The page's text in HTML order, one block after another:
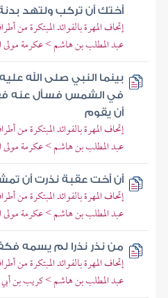
أختك أن تركب ولتهد
إتحاف المهرة بالفوائد المبتكرة
عبد المطلب بن هاشم > عكرمة
بينما النبي صلى الله
في الشمس فسأل عنه
أن يقوم
إتحاف المهرة بالفوائد المبتكرة
عبد المطلب بن هاشم > عكرمة
أن أخت عقبة نذرت أن
إتحاف المهرة بالفوائد المبتكرة
عبد المطلب بن هاشم > عكرمة
من نذر نذرا لم يسمه
إتحاف المهرة بالفوائد المبتكرة
عبد المطلب بن هاشم > كريب بن